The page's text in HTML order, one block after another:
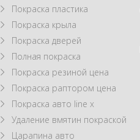
Покраска пластика
Покраска крыла
Покраска дверей
Полная покраска
Покраска резиной цена
Покраска раптором цена
Покраска авто line x
Удаление вмятин покраской
Царапина авто